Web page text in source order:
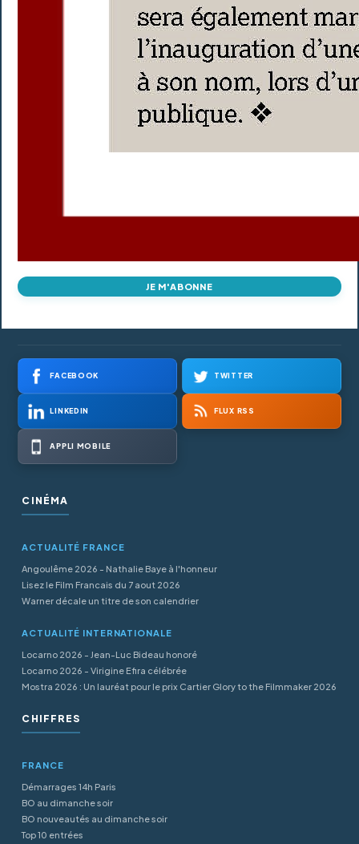
JE M'ABONNE
FACEBOOK TWITTER
LINKEDIN FLUX RSS
APPLI MOBILE
CINÉMA
ACTUALITÉ FRANCE
Angoulême 2026 - Nathalie Baye à l'honneur
Lisez le Film Francais du 7 aout 2026
Warner décale un titre de son calendrier
ACTUALITÉ INTERNATIONALE
Locarno 2026 - Jean-Luc Bideau honoré
Locarno 2026 - Virigine Efira célébrée
Mostra 2026 : Un lauréat pour le prix Cartier Glory to the Filmmaker 2026
CHIFFRES
FRANCE
Démarrages 14h Paris
BO au dimanche soir
BO nouveautés au dimanche soir
Top 10 entrées